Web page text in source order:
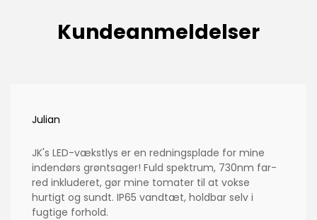
Kundeanmeldelser
Julian
JK's LED-vækstlys er en redningsplade for mine
indendørs grøntsager! Fuld spektrum, 730nm far-
red inkluderet, gør mine tomater til at vokse
hurtigt og sundt. IP65 vandtæt, holdbar selv i
fugtige forhold.